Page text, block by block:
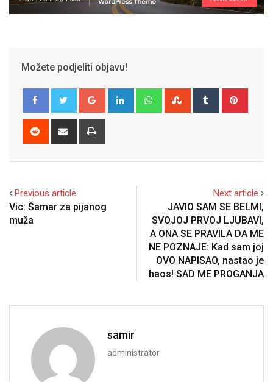
Možete podjeliti objavu!
Google+ LinkedIn WhatsappStumbleUpon
Tumblr
Reddit
Share
Previous article
Vic: Šamar za pijanog
muža
Next article
JAVIO SAM SE BELMI,
SVOJOJ PRVOJ LJUBAVI,
A ONA SE PRAVILA DA ME
NE POZNAJE: Kad sam joj
OVO NAPISAO, nastao je
haos! SAD ME PROGANJA
samir
administrator